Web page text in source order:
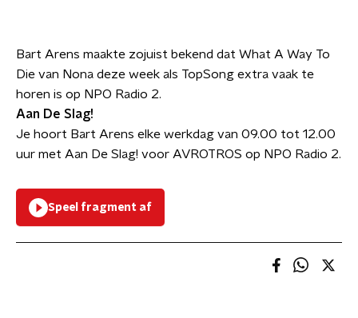
Bart Arens maakte zojuist bekend dat What A Way To
Die van Nona deze week als TopSong extra vaak te
horen is op NPO Radio 2.
Aan De Slag!
Je hoort Bart Arens elke werkdag van 09.00 tot 12.00
uur met Aan De Slag! voor AVROTROS op NPO Radio 2.
Speel fragment af